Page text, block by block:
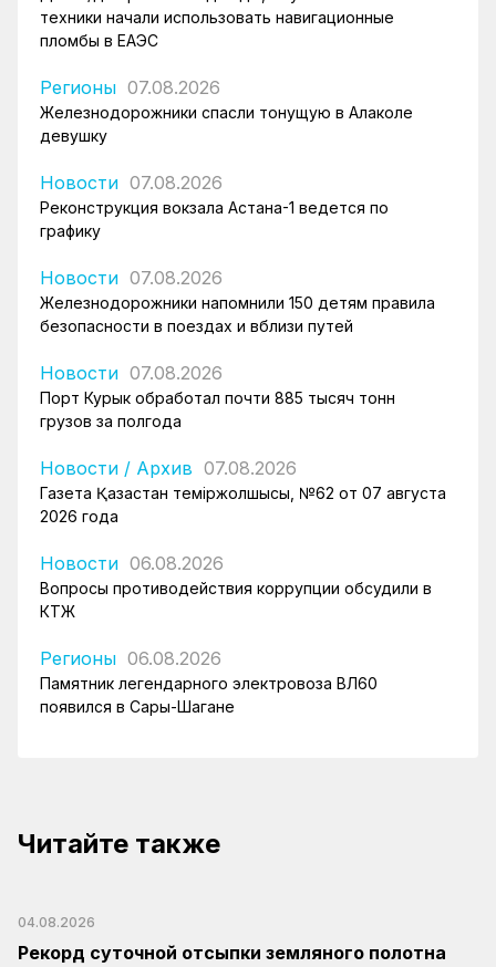
техники начали использовать навигационные
пломбы в ЕАЭС
Регионы 07.08.2026
Железнодорожники спасли тонущую в Алаколе
девушку
Новости 07.08.2026
Реконструкция вокзала Астана-1 ведется по
графику
Новости 07.08.2026
Железнодорожники напомнили 150 детям правила
безопасности в поездах и вблизи путей
Новости 07.08.2026
Порт Курык обработал почти 885 тысяч тонн
грузов за полгода
Новости / Архив 07.08.2026
Газета Қазақстан теміржолшысы, №62 от 07 августа
2026 года
Новости 06.08.2026
Вопросы противодействия коррупции обсудили в
КТЖ
Регионы 06.08.2026
Памятник легендарного электровоза ВЛ60
появился в Сары-Шагане
Читайте также
04.08.2026
Рекорд суточной отсыпки земляного полотна